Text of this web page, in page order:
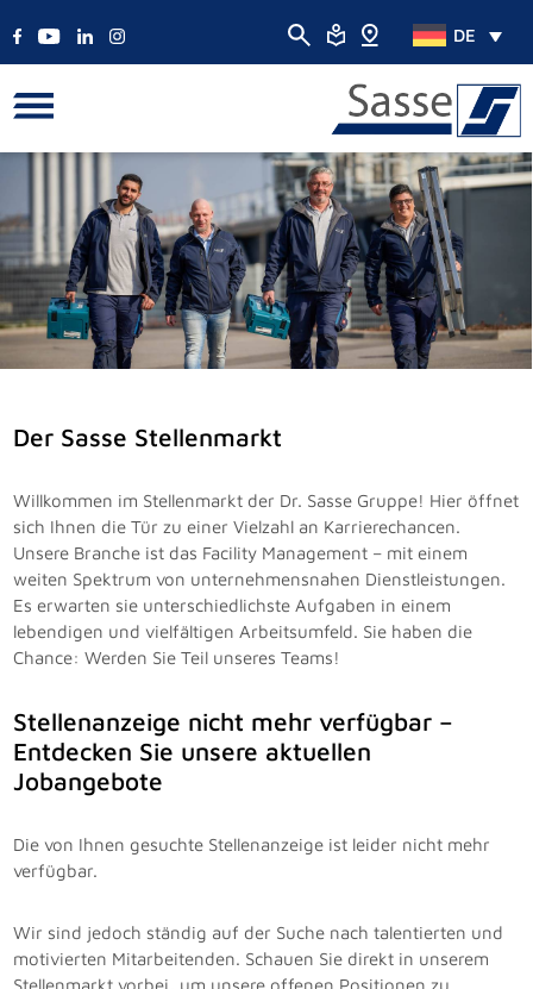
DE
Der Sasse Stellenmarkt
Willkommen im Stellenmarkt der Dr. Sasse Gruppe! Hier öffnet
sich Ihnen die Tür zu einer Vielzahl an Karrierechancen.
Unsere Branche ist das Facility Management – mit einem
weiten Spektrum von unternehmensnahen Dienstleistungen.
Es erwarten sie unterschiedlichste Aufgaben in einem
lebendigen und vielfältigen Arbeitsumfeld. Sie haben die
Chance: Werden Sie Teil unseres Teams!
Stellenanzeige nicht mehr verfügbar –
Entdecken Sie unsere aktuellen
Jobangebote
Die von Ihnen gesuchte Stellenanzeige ist leider nicht mehr
verfügbar.
Wir sind jedoch ständig auf der Suche nach talentierten und
motivierten Mitarbeitenden. Schauen Sie direkt in unserem